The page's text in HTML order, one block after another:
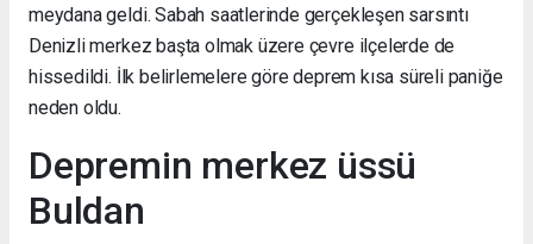
meydana geldi. Sabah saatlerinde gerçekleşen sarsıntı
Denizli merkez başta olmak üzere çevre ilçelerde de
hissedildi. İlk belirlemelere göre deprem kısa süreli paniğe
neden oldu.
Depremin merkez üssü
Buldan